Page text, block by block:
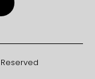
Reserved